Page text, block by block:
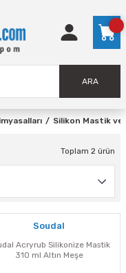
ARA
Silikon Mastik ve
Toplam 2 ürün
Soudal
Acryrub Silikonize Mastik
310 ml Altın Meşe